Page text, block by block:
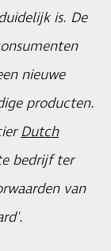
is. De
nieuwe
producten.
Dutch
bedrijf ter
van